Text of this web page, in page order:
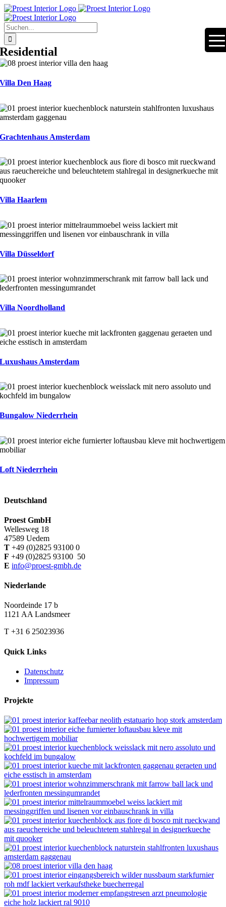
Zum
Inhalt
springen
Suche
nach:
Residential
Villa Den Haag
Grachtenhaus Amsterdam
Villa Haarlem
Villa Düsseldorf
Villa Noordholland
Luxushaus Amsterdam
Bungalow Niederrhein
Loft Niederrhein
Deutschland
Proest GmbH
Wellesweg 18
47589 Uedem
T +49 (0)2825 93100 0
F +49 (0)2825 93100 50
E info@proest-gmbh.de
Niederlande
Noordeinde 17 b
1121 AA Landsmeer
T +31 6 25023936
Quick Links
Datenschutz
Impressum
Projekte